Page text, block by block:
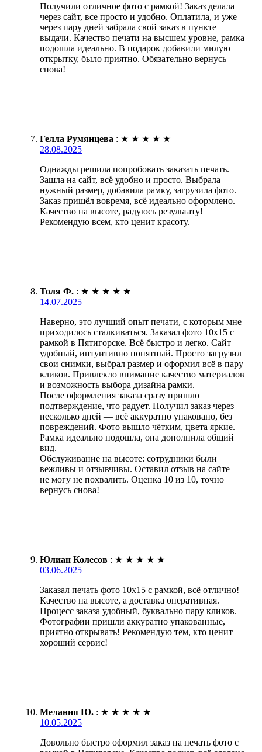
Получили отличное фото с рамкой! Заказ делала
через сайт, все просто и удобно. Оплатила, и уже
через пару дней забрала свой заказ в пункте
выдачи. Качество печати на высшем уровне, рамка
подошла идеально. В подарок добавили милую
открытку, было приятно. Обязательно вернусь
снова!
Гелла Румянцева : ★ ★ ★ ★ ★
28.08.2025
Однажды решила попробовать заказать печать.
Зашла на сайт, всё удобно и просто. Выбрала
нужный размер, добавила рамку, загрузила фото.
Заказ пришёл вовремя, всё идеально оформлено.
Качество на высоте, радуюсь результату!
Рекомендую всем, кто ценит красоту.
Толя Ф. : ★ ★ ★ ★ ★
14.07.2025
Наверно, это лучший опыт печати, с которым мне
приходилось сталкиваться. Заказал фото 10х15 с
рамкой в Пятигорске. Всё быстро и легко. Сайт
удобный, интуитивно понятный. Просто загрузил
свои снимки, выбрал размер и оформил всё в пару
кликов. Привлекло внимание качество материалов
и возможность выбора дизайна рамки.
После оформления заказа сразу пришло
подтверждение, что радует. Получил заказ через
несколько дней — всё аккуратно упаковано, без
повреждений. Фото вышло чётким, цвета яркие.
Рамка идеально подошла, она дополнила общий
вид.
Обслуживание на высоте: сотрудники были
вежливы и отзывчивы. Оставил отзыв на сайте —
не могу не похвалить. Оценка 10 из 10, точно
вернусь снова!
Юлиан Колесов : ★ ★ ★ ★ ★
03.06.2025
Заказал печать фото 10х15 с рамкой, всё отлично!
Качество на высоте, а доставка оперативная.
Процесс заказа удобный, буквально пару кликов.
Фотографии пришли аккуратно упакованные,
приятно открывать! Рекомендую тем, кто ценит
хороший сервис!
Мелания Ю. : ★ ★ ★ ★ ★
10.05.2025
Довольно быстро оформил заказ на печать фото с